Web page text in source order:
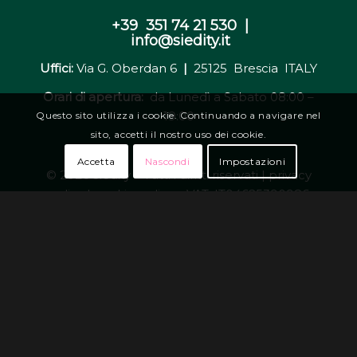
+39 351 74 21 530 |
info@siedity.it
Uffici: Via G. Oberdan 6 | 25125 Brescia ITALY
Orari di apertura:da Lunedì a Sabato 08:00 –
19:00
–
© 2026 Siedity – Tutti i diritti riservati |privacy
policy | cookie policy– VAT: IT04625390986
Questo sito utilizza i cookie. Continuando a navigare nel
sito, accetti il nostro uso dei cookie.
Accetta Nascondi Impostazioni